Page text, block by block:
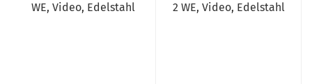
WE, Video, Edelstahl
2 WE, Video, Edelstahl